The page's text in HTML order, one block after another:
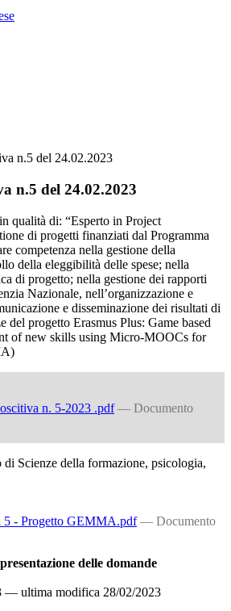
n.5 del 24.02.2023
n.5 del 24.02.2023
qualità di: “Esperto in Project
di progetti finanziati dal Programma
competenza nella gestione della
della eleggibilità delle spese; nella
di progetto; nella gestione dei rapporti
Nazionale, nell’organizzazione e
e disseminazione dei risultati di
del progetto Erasmus Plus: Game based
of new skills using Micro-MOOCs for
n. 5-2023 .pdf — Documento
Scienze della formazione, psicologia,
5 - Progetto GEMMA.pdf — Documento
delle domande
— ultima modifica 28/02/2023